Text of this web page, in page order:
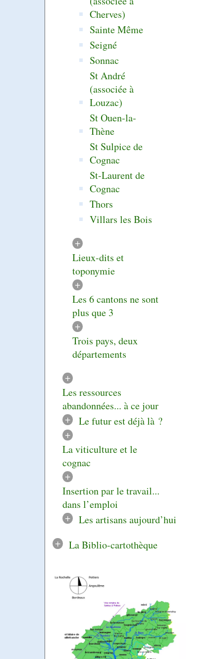
Cherves)
Sainte Même
Seigné
Sonnac
St André
(associée à
Louzac)
St Ouen-la-
Thène
St Sulpice de
Cognac
St-Laurent de
Cognac
Thors
Villars les Bois
+
Lieux-dits et
toponymie
+
Les 6 cantons ne sont
plus que 3
+
Trois pays, deux
départements
+
Les ressources
abandonnées... à ce jour
+
Le futur est déjà là ?
+
La viticulture et le
cognac
+
Insertion par le travail...
dans l’emploi
+
Les artisans aujourd’hui
+
La Biblio-cartothèque